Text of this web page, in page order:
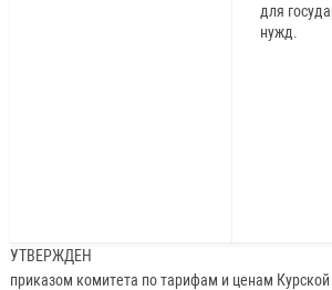
для
нужд.
УТВЕРЖДЕН
приказом комитета по тарифам и ценам Курской